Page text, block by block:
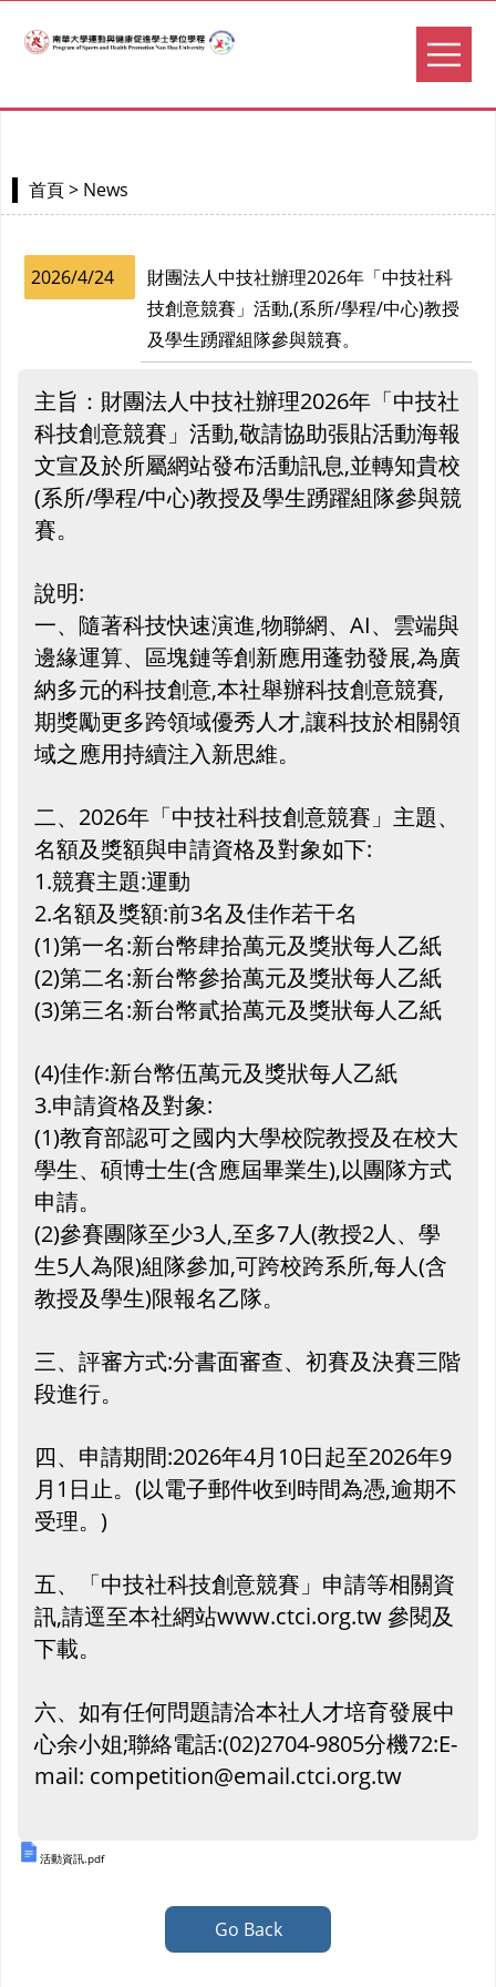
首頁 > News
2026/4/24
財團法人中技社辦理2026年「中技社科
技創意競賽」活動,(系所/學程/中心)教授
及學生踴躍組隊參與競賽。
主旨：財團法人中技社辦理2026年「中技社
科技創意競賽」活動,敬請協助張貼活動海報
文宣及於所屬網站發布活動訊息,並轉知貴校
(系所/學程/中心)教授及學生踴躍組隊參與競
賽。
說明:
一、隨著科技快速演進,物聯網、AI、雲端與
邊緣運算、區塊鏈等創新應用蓬勃發展,為廣
納多元的科技創意,本社舉辦科技創意競賽,
期獎勵更多跨領域優秀人才,讓科技於相關領
域之應用持續注入新思維。
二、2026年「中技社科技創意競賽」主題、
名額及獎額與申請資格及對象如下:
1.競賽主題:運動
2.名額及獎額:前3名及佳作若干名
(1)第一名:新台幣肆拾萬元及獎狀每人乙紙
(2)第二名:新台幣參拾萬元及獎狀每人乙紙
(3)第三名:新台幣貳拾萬元及獎狀每人乙紙
(4)佳作:新台幣伍萬元及獎狀每人乙紙
3.申請資格及對象:
(1)教育部認可之國内大學校院教授及在校大
學生、碩博士生(含應屆畢業生),以團隊方式
申請。
(2)參賽團隊至少3人,至多7人(教授2人、學
生5人為限)組隊參加,可跨校跨系所,每人(含
教授及學生)限報名乙隊。
三、評審方式:分書面審查、初賽及決賽三階
段進行。
四、申請期間:2026年4月10日起至2026年9
月1日止。(以電子郵件收到時間為憑,逾期不
受理。)
五、「中技社科技創意競賽」申請等相關資
訊,請逕至本社網站www.ctci.org.tw 參閱及
下載。
六、如有任何問題請洽本社人才培育發展中
心余小姐;聯絡電話:(02)2704-9805分機72:E-
mail: competition@email.ctci.org.tw
活動資訊.pdf
Go Back